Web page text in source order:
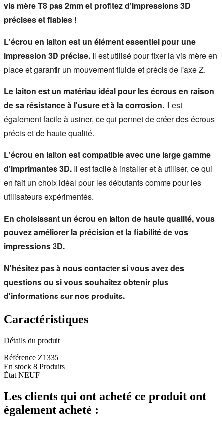
vis mère T8 pas 2mm et profitez d'impressions 3D
précises et fiables !
L'écrou en laiton est un élément essentiel pour une
impression 3D précise. Il est utilisé pour fixer la vis mère en
place et garantir un mouvement fluide et précis de l'axe Z.
Le laiton est un matériau idéal pour les écrous en raison
de sa résistance à l'usure et à la corrosion. Il est
également facile à usiner, ce qui permet de créer des écrous
précis et de haute qualité.
L'écrou en laiton est compatible avec une large gamme
d'imprimantes 3D. Il est facile à installer et à utiliser, ce qui
en fait un choix idéal pour les débutants comme pour les
utilisateurs expérimentés.
En choisissant un écrou en laiton de haute qualité, vous
pouvez améliorer la précision et la fiabilité de vos
impressions 3D.
N'hésitez pas à nous contacter si vous avez des
questions ou si vous souhaitez obtenir plus
d'informations sur nos produits.
Caractéristiques
Détails du produit
Référence Z1335
En stock 8 Produits
État NEUF
Les clients qui ont acheté ce produit ont
également acheté :